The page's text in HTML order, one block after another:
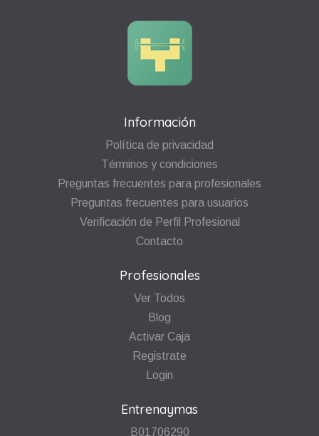
Información
Política de privacidad
Términos y condiciones
Preguntas frecuentes para profesionales
Preguntas frecuentes para usuarios
Verificación de Perfil Profesional
Contacto
Profesionales
Ver Todos
Blog
Activar Caja
Registrate
Login
Entrenaymas
B01706290